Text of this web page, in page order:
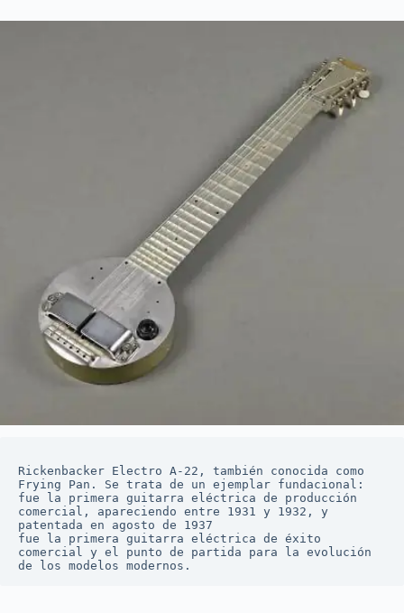
Rickenbacker Electro A‑22, también conocida como
Frying Pan. Se trata de un ejemplar fundacional:
fue la primera guitarra eléctrica de producción
comercial, apareciendo entre 1931 y 1932, y
patentada en agosto de 1937
fue la primera guitarra eléctrica de éxito
comercial y el punto de partida para la evolución
de los modelos modernos.